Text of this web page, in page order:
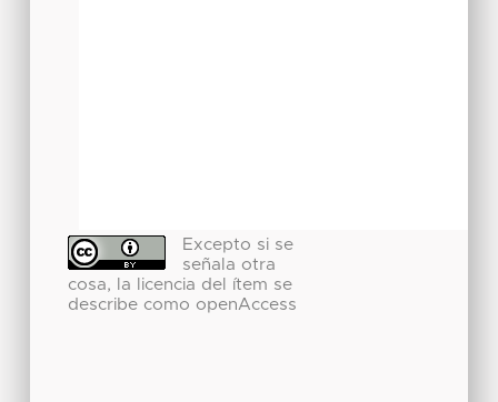
Excepto si se
señala otra
cosa, la licencia del ítem se
describe como openAccess